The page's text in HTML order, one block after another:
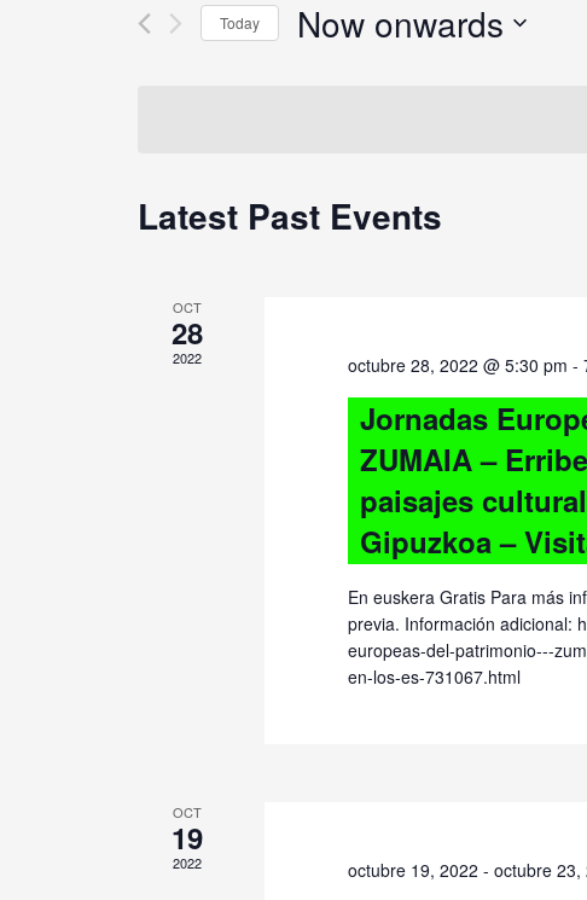
Navigation
Keyword.
Today Now onwards
Latest Past Events
OCT
28
2022 octubre 28, 2022 @ 5:30 pm -
Jornadas
ZUMAIA –
paisajes
Gipuzkoa –
En euskera Gratis Para más
previa. Información adicional:
europeas-del-patrimonio---
en-los-es-731067.html
OCT
19
2022 octubre 19, 2022 -octubre 23,